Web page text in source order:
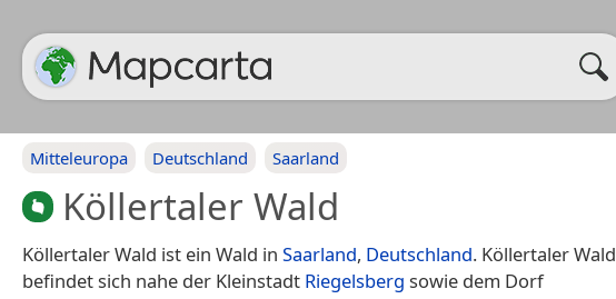
Mitteleuropa Deutschland Saarland
Köllertaler Wald
Köllertaler Wald ist ein Wald in Saarland, Deutschland. Köllertaler Wald
befindet sich nahe der Kleinstadt Riegelsberg sowie dem Dorf